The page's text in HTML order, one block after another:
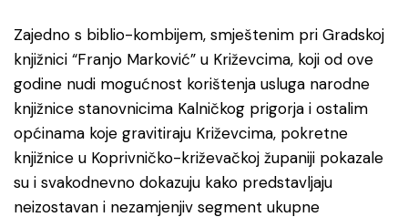
Zajedno s biblio-kombijem, smještenim pri Gradskoj
knjižnici “Franjo Marković” u Križevcima, koji od ove
godine nudi mogućnost korištenja usluga narodne
knjižnice stanovnicima Kalničkog prigorja i ostalim
općinama koje gravitiraju Križevcima, pokretne
knjižnice u Koprivničko-križevačkoj županiji pokazale
su i svakodnevno dokazuju kako predstavljaju
neizostavan i nezamjenjiv segment ukupne